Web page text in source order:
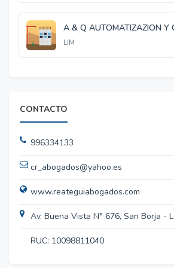
A & Q AUTOMATIZAZION Y
LIM
CONTACTO
996334133
cr_abogados@yahoo.es
www.reateguiabogados.com
Av. Buena Vista N° 676, San Borja -
RUC: 10098811040